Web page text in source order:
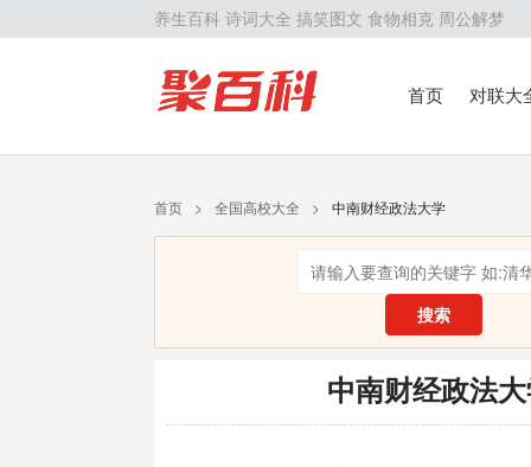
养生百科 诗词大全 搞笑图文 食物相克 周公解梦
首页
对联大
首页 > 全国高校大全 > 中南财经政法大学
搜索
中南财经政法